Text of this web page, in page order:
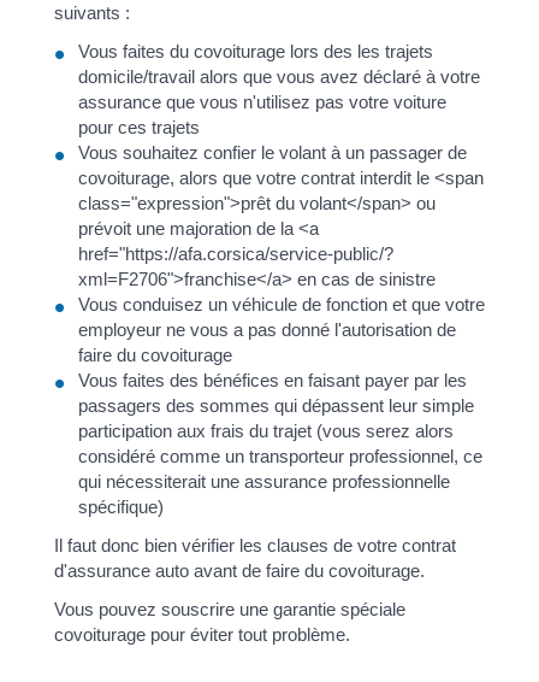
suivants :
Vous faites du covoiturage lors des les trajets
domicile/travail alors que vous avez déclaré à votre
assurance que vous n'utilisez pas votre voiture
pour ces trajets
Vous souhaitez confier le volant à un passager de
covoiturage, alors que votre contrat interdit le <span
class="expression">prêt du volant</span> ou
prévoit une majoration de la <a
href="https://afa.corsica/service-public/?
xml=F2706">franchise</a> en cas de sinistre
Vous conduisez un véhicule de fonction et que votre
employeur ne vous a pas donné l'autorisation de
faire du covoiturage
Vous faites des bénéfices en faisant payer par les
passagers des sommes qui dépassent leur simple
participation aux frais du trajet (vous serez alors
considéré comme un transporteur professionnel, ce
qui nécessiterait une assurance professionnelle
spécifique)
Il faut donc bien vérifier les clauses de votre contrat
d'assurance auto avant de faire du covoiturage.
Vous pouvez souscrire une garantie spéciale
covoiturage pour éviter tout problème.